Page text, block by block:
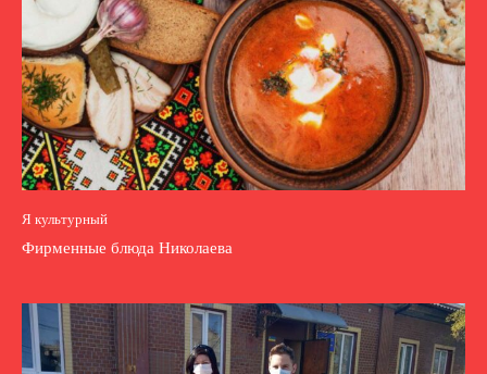
Я культурный
Фирменные блюда Николаева